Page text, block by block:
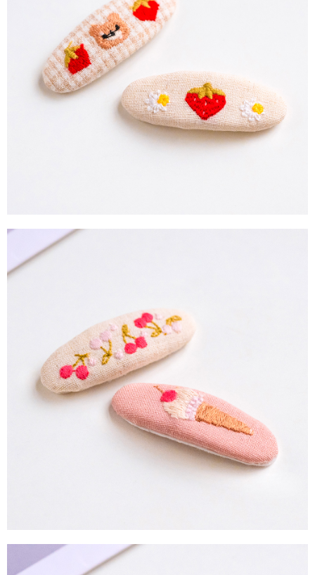
2.透過簡訊連結打開帳單後，可選擇「超商條碼／台灣大直營門市／銀行轉
帳／街口支付／iPASS MONEY」等通路繳費。
【注意事項】
1.本服務係由「台灣大哥大股份有限公司」（以下簡稱本公司）所提供，讓
用戶於交易時，得透過本服務購買商品或服務，並由商店將買賣／分期付款
買賣價金債權讓與本公司後，依約使用本公司帳單繳交帳款。
2.基於同意付款使用「大哥付你分期」之契約關係目的，商店將以您的個人
資料（包含姓名、電話或地址）提供予台灣大哥大進項蒐集、處理及利用，
由本公司與您本人進行分期帳單所需資料之確認、核對及更正。
3.完整用戶服務條款，請詳閱以下連結：https://oppay.tw/userRule
１．於結帳方式選擇「AFTEE先享後付」後，將跳轉至「AFTEE先享後付」
結帳頁面，進行簡訊認證並確認金額後，即可完成結帳。
２．訂單成立數日內，您將收到繳費通知簡訊。
３．收到繳費通知簡訊後14天內，點擊此簡訊中的連結，可透過四大超商／
ATM／網路銀行／等多元方式進行付款，方視為交易完成。
※ 請注意：結帳手續完成當下不需立刻繳費，但若您需要取消訂單，請聯絡
購買商品的店家。未經商家同意取消之訂單仍視為有效，需透過AFTEE先享
後付繳納相關費用。
※ 交易是否成功請以「AFTEE先享後付 」之結帳頁面顯示為準，若有關於
是否繳費成功／繳費後需取消欲退款等相關疑問，請聯繫「AFTEE先享後付
https://netprotections.freshdesk.com/support/home
３．未成年的使用者請事先徵得法定代理人或監護人之同意方可使用
「AFTEE先享後付」，若未經同意申辦者引起之損失，本公司不負相關責
任。
４．使用「AFTEE先享後付」時，將依據個別帳號之用戶狀況，依本公司即
５．嚴禁一人註冊多個帳號或使用他人資訊註冊。若發現惡意使用之情形，
恩沛科技股份有限公司將有權停止該用戶之使用額度並採取法律行動。
每筆NT$60，滿NT$388(含以上)免運費
萊爾富取貨付款
每筆NT$60，滿NT$888(含以上)免運費
每筆NT$60，滿NT$888(含以上)免運費
每筆NT$90，滿NT$888(含以上)免運費